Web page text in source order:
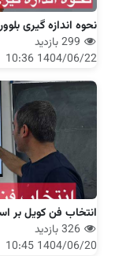
نحوه اندازه گیری
1404/06/22 10:36
انتخاب فن کویل بر
326 بازدید
1404/06/20 10:45